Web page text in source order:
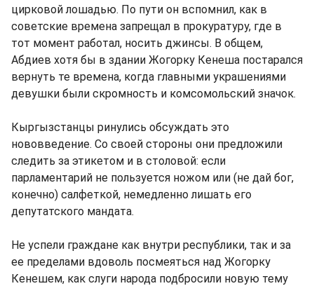
цирковой лошадью. По пути он вспомнил, как в
советские времена запрещал в прокуратуру, где в
тот момент работал, носить джинсы. В общем,
Абдиев хотя бы в здании Жогорку Кенеша постарался
вернуть те времена, когда главными украшениями
девушки были скромность и комсомольский значок.
Кыргызстанцы ринулись обсуждать это
нововведение. Со своей стороны они предложили
следить за этикетом и в столовой: если
парламентарий не пользуется ножом или (не дай бог,
конечно) салфеткой, немедленно лишать его
депутатского мандата.
Не успели граждане как внутри республики, так и за
ее пределами вдоволь посмеяться над Жогорку
Кенешем, как слуги народа подбросили новую тему